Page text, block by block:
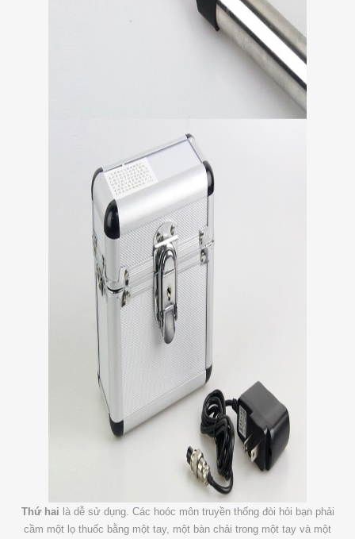
Thứ hai là dễ sử dụng. Các hoóc môn truyền thống đòi hỏi bạn phải
cầm một lọ thuốc bằng một tay, một bàn chải trong một tay và một